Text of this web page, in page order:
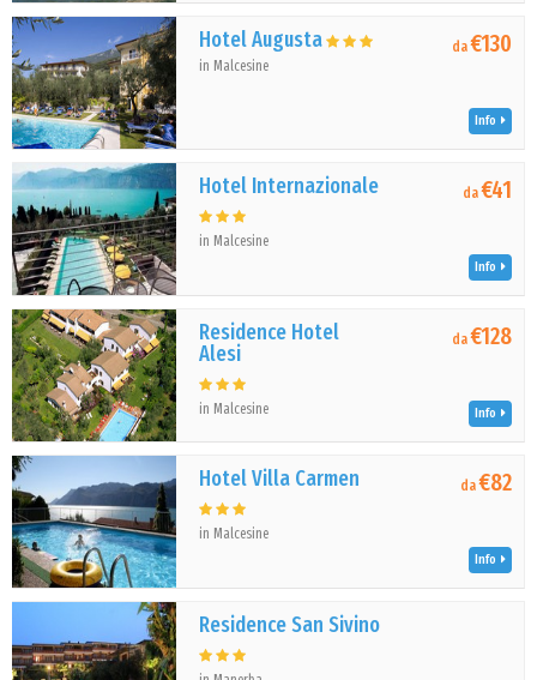
Hotel Augusta
in Malcesine
da€130
Info
Hotel Internazionale
in Malcesine
da€41
Info
Residence Hotel
Alesi
in Malcesine
da€128
Info
Hotel Villa Carmen
in Malcesine
da€82
Info
Residence San Sivino